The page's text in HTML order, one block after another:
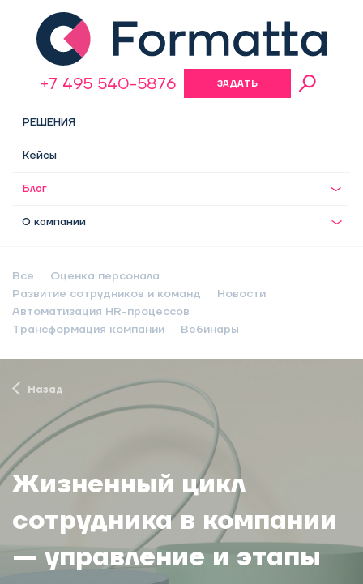
РЕШЕНИЯ
Кейсы
Блог
О компании
+7 495 540-5876 ЗАДАТЬ
Все
Оценка персонала
Развитие сотрудников и команд
Новости
Автоматизация HR-процессов
Трансформация компаний
Вебинары
Назад
Жизненный цикл
сотрудника в компании
— управление и этапы